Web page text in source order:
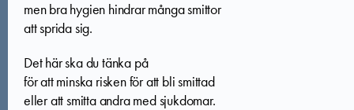
men bra hygien hindrar många smittor
att sprida sig.
Det här ska du tänka på
för att minska risken för att bli smittad
eller att smitta andra med sjukdomar.